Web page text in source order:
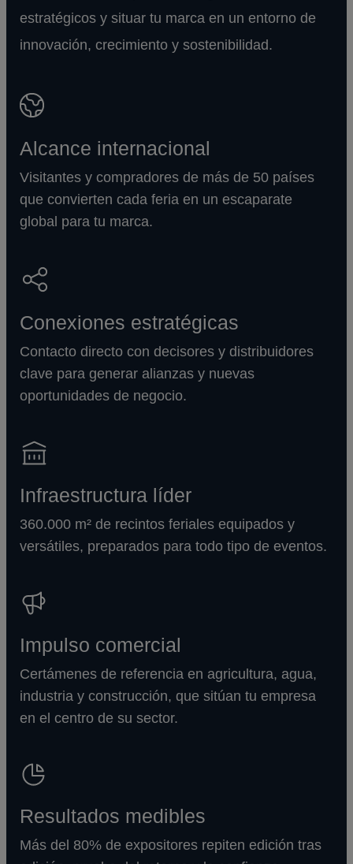
estratégicos y situar tu marca en un entorno de
innovación, crecimiento y sostenibilidad.
Alcance internacional
Visitantes y compradores de más de 50 países
que convierten cada feria en un escaparate
global para tu marca.
Conexiones estratégicas
Contacto directo con decisores y distribuidores
clave para generar alianzas y nuevas
oportunidades de negocio.
Infraestructura líder
360.000 m² de recintos feriales equipados y
versátiles, preparados para todo tipo de eventos.
Impulso comercial
Certámenes de referencia en agricultura, agua,
industria y construcción, que sitúan tu empresa
en el centro de su sector.
Resultados medibles
Más del 80% de expositores repiten edición tras